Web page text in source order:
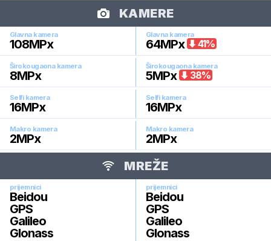
KAMERE
Glavna kamera
108MPx
Glavna kamera
64MPx 41%
Širokougaona kamera
8MPx
Širokougaona kamera
5MPx 38%
Selfi kamera
16MPx
Selfi kamera
16MPx
Makro kamera
2MPx
Makro kamera
2MPx
MREŽE
prijemnici
Beidou
GPS
Galileo
Glonass
prijemnici
Beidou
GPS
Galileo
Glonass